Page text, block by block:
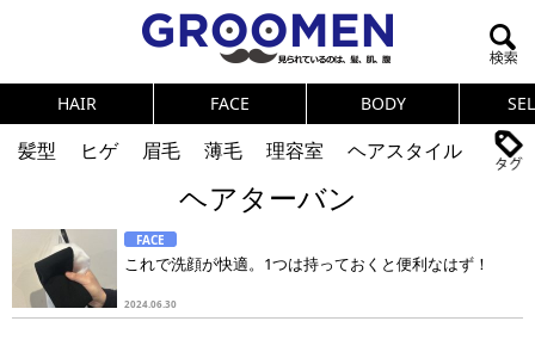
HAIR FACE BODY
髪型 ヒゲ 眉毛 薄毛 理容室
ヘアスタイル
体臭 ニオイ
連載
メンズコスメ
NEWS PICK UP 筋肉
女の本音
テストステロン
海外セレブ
ヘアターバン
FACE
これで洗顔が快適。1つは持っておくと便利なはず！
2024.06.30